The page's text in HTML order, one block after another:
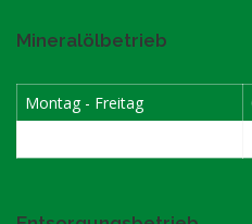
Mineralölbetrieb
Montag - Freitag